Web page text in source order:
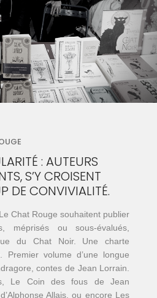
: AUTEURS
S’Y CROISENT
DE CONVIVIALITÉ.
Chat Rouge souhaitent publier
méprisés ou sous-évalués,
du Chat Noir. Une charte
Premier volume d’une longue
contes de Jean Lorrain.
Le Coin des fous de Jean
Allais, ou encore Les